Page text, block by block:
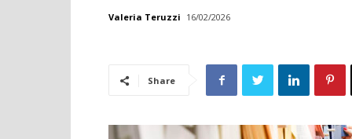
Valeria Teruzzi 16/02/2026
Share